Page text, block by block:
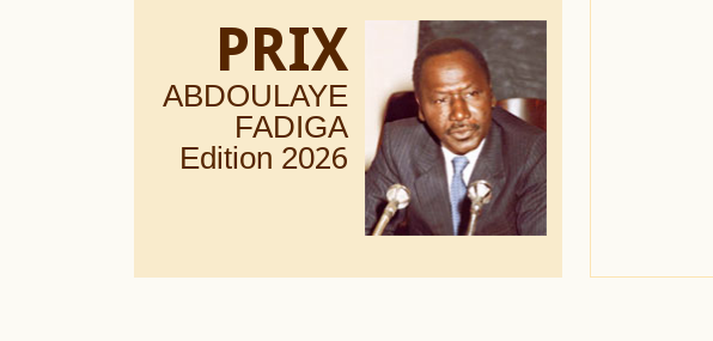
PRIX
ABDOULAYE
FADIGA
Edition 2026